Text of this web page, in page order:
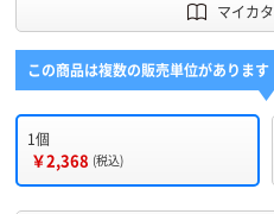
マイカ
この商品は複数の販売単位があります
1個
￥2,368 (税込)